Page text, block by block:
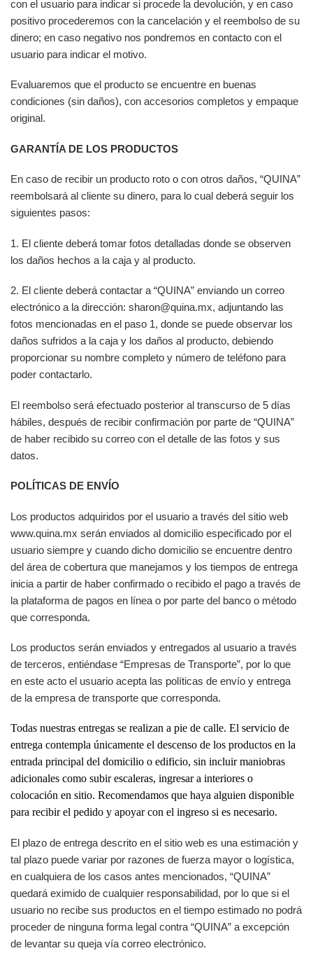
con el usuario para indicar si procede la devolución, y en caso
positivo procederemos con la cancelación y el reembolso de su
dinero; en caso negativo nos pondremos en contacto con el
usuario para indicar el motivo.
Evaluaremos que el producto se encuentre en buenas
condiciones (sin daños), con accesorios completos y empaque
original.
GARANTÍA DE LOS PRODUCTOS
En caso de recibir un producto roto o con otros daños, “QUINA”
reembolsará al cliente su dinero, para lo cual deberá seguir los
siguientes pasos:
1. El cliente deberá tomar fotos detalladas donde se observen
los daños hechos a la caja y al producto.
2. El cliente deberá contactar a “QUINA” enviando un correo
electrónico a la dirección: sharon@quina.mx, adjuntando las
fotos mencionadas en el paso 1, donde se puede observar los
daños sufridos a la caja y los daños al producto, debiendo
proporcionar su nombre completo y número de teléfono para
poder contactarlo.
El reembolso será efectuado posterior al transcurso de 5 días
hábiles, después de recibir confirmación por parte de “QUINA”
de haber recibido su correo con el detalle de las fotos y sus
datos.
POLÍTICAS DE ENVÍO
Los productos adquiridos por el usuario a través del sitio web
www.quina.mx serán enviados al domicilio especificado por el
usuario siempre y cuando dicho domicilio se encuentre dentro
del área de cobertura que manejamos y los tiempos de entrega
inicia a partir de haber confirmado o recibido el pago a través de
la plataforma de pagos en línea o por parte del banco o método
que corresponda.
Los productos serán enviados y entregados al usuario a través
de terceros, entiéndase “Empresas de Transporte”, por lo que
en este acto el usuario acepta las políticas de envío y entrega
de la empresa de transporte que corresponda.
Todas nuestras entregas se realizan a pie de calle. El servicio de
entrega contempla únicamente el descenso de los productos en la
entrada principal del domicilio o edificio, sin incluir maniobras
adicionales como subir escaleras, ingresar a interiores o
colocación en sitio. Recomendamos que haya alguien disponible
para recibir el pedido y apoyar con el ingreso si es necesario.
El plazo de entrega descrito en el sitio web es una estimación y
tal plazo puede variar por razones de fuerza mayor o logística,
en cualquiera de los casos antes mencionados, “QUINA”
quedará eximido de cualquier responsabilidad, por lo que si el
usuario no recibe sus productos en el tiempo estimado no podrá
proceder de ninguna forma legal contra “QUINA” a excepción
de levantar su queja vía correo electrónico.